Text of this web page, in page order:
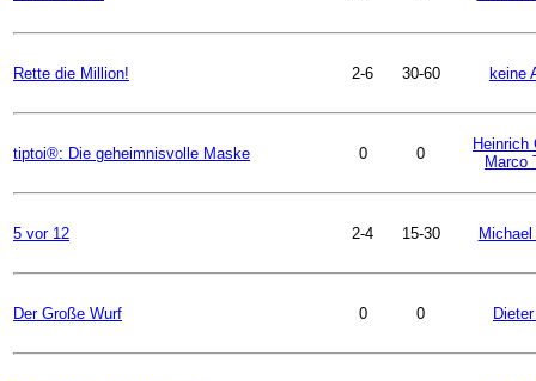
Rette die Million! 2-6 30-60 keine
tiptoi®: Die geheimnisvolle Maske 0 0
Heinrich
Marco
5 vor 12 2-4 15-30
Der Große Wurf 0 0